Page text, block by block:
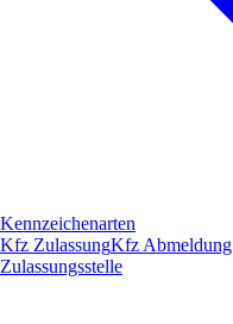
Kennzeichenarten
Kfz ZulassungKfz Abmeldung
Zulassungsstelle